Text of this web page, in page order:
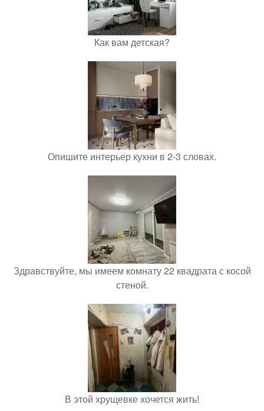
Как вам детская?
Опишите интерьер кухни в 2-3 словах.
Здравствуйте, мы имеем комнату 22 квадрата с косой
стеной.
В этой хрущевке хочется жить!